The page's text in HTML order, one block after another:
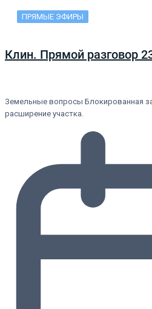
ПРЯМЫЕ ЭФИРЫ
Клин. Прямой разговор
Земельные вопросы Блокированная
расширение участка.